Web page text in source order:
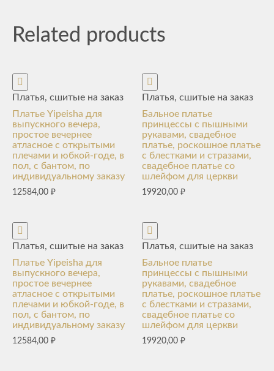
Related products
Платья, сшитые на заказ
Платье Yipeisha для
выпускного вечера,
простое вечернее
атласное с открытыми
плечами и юбкой-годе, в
пол, с бантом, по
индивидуальному заказу
12584,00 ₽
Платья, сшитые на заказ
Платье Yipeisha для
выпускного вечера,
простое вечернее
атласное с открытыми
плечами и юбкой-годе, в
пол, с бантом, по
индивидуальному заказу
12584,00 ₽
Платья, сшитые на заказ
Бальное платье
принцессы с пышными
рукавами, свадебное
платье, роскошное платье
с блестками и стразами,
свадебное платье со
шлейфом для церкви
19920,00₽
Платья, сшитые на заказ
Бальное платье
принцессы с пышными
рукавами, свадебное
платье, роскошное платье
с блестками и стразами,
свадебное платье со
шлейфом для церкви
19920,00₽